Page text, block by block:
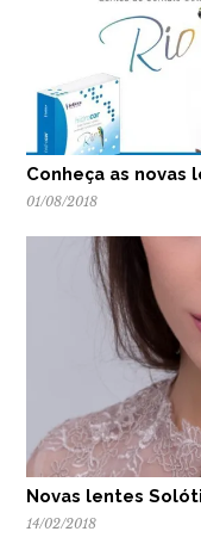
Conheça as novas
01/08/2018
Novas lentes
14/02/2018